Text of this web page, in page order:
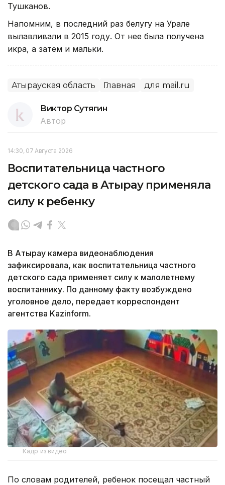
Тушканов.
Напомним, в последний раз белугу на Урале
вылавливали в 2015 году. От нее была получена
икра, а затем и мальки.
Атырауская область Главная для mail.ru
Виктор Сутягин
Автор
14:30, 07 Августа 2026
Воспитательница частного
детского сада в Атырау применяла
силу к ребенку
В Атырау камера видеонаблюдения
зафиксировала, как воспитательница частного
детского сада применяет силу к малолетнему
воспитаннику. По данному факту возбуждено
уголовное дело, передает корреспондент
агентства Kazinform.
Кадр из видео
По словам родителей, ребенок посещал частный